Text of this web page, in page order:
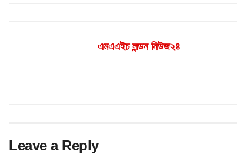
এমএএইচ লন্ডন নিউজ২৪
Leave a Reply